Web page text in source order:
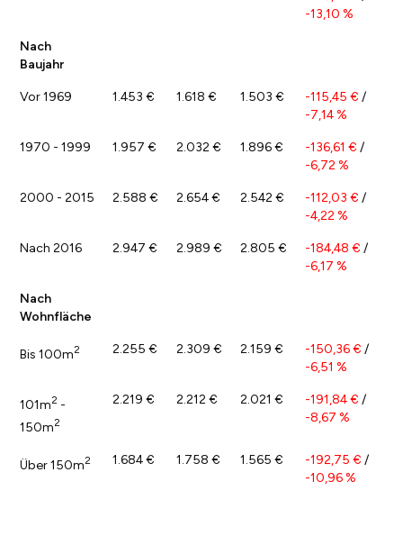
-13,10 %
Nach
Baujahr
Vor 1969 1.453 € 1.618 € 1.503 € -115,45 € /
-7,14 %
1970 - 1999 1.957 € 2.032 € 1.896 € -136,61 € /
-6,72 %
2000 - 2015 2.588 € 2.654 € 2.542 € -112,03 € /
-4,22 %
Nach 2016 2.947 € 2.989 € 2.805 € -184,48 € /
-6,17 %
Nach
Wohnfläche
Bis 100m2 2.255 € 2.309 € 2.159 € -150,36 € /
-6,51 %
101m2 -
150m2
2.219 € 2.212 € 2.021 € -191,84 € /
-8,67 %
Über 150m2 1.684 € 1.758 € 1.565 € -192,75 € /
-10,96 %